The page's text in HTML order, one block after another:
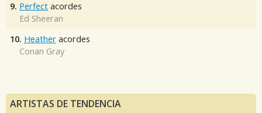
9. Perfect acordes
Ed Sheeran
10. Heather acordes
Conan Gray
ARTISTAS DE TENDENCIA